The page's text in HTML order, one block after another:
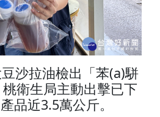
沙拉油檢出「苯(a)駢
衛生局主動出擊已下
品近3.5萬公斤。